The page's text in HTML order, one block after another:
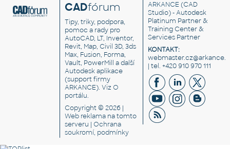
CADfórum
Tipy, triky, podpora,
pomoc a rady pro
AutoCAD, LT, Inventor,
Revit, Map, Civil 3D, 3ds
Max, Fusion, Forma,
Vault, PowerMill a další
Autodesk aplikace
(support firmy
ARKANCE). VizO
portálu.
Copyright © 2026 |
Web reklama na tomto
serveru |Ochrana
soukromí, podmínky
ARKANCE (CAD
Studio) - Autodesk
Platinum Partner &
Training Center &
Services Partner
KONTAKT:
| tel. +420 910 970 111